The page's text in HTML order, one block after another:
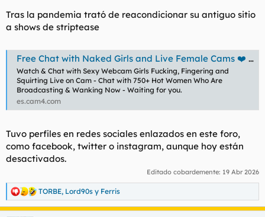
Tras la pandemia trató de reacondicionar su antiguo sitio
a shows de striptease
Free Chat with Naked Girls and Live Female Cams ❤️ | CAM4
Watch & Chat with Sexy Webcam Girls Fucking, Fingering and
Squirting Live on Cam - Chat with 750+ Hot Women Who Are
Broadcasting & Wanking Now - Waiting for you.
es.cam4.com
Tuvo perfiles en redes sociales enlazados en este foro,
como facebook, twitter o instagram, aunque hoy están
desactivados.
Editado cobardemente: 19 Abr 2026
R
e
TORBE, Lord90s y Ferris